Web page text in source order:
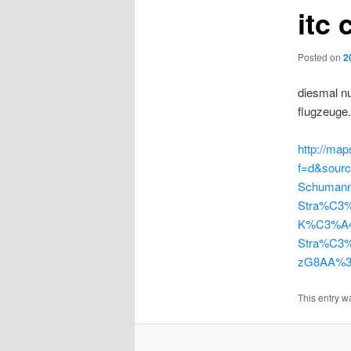
itc
Posted on
diesmal
http://
This entry